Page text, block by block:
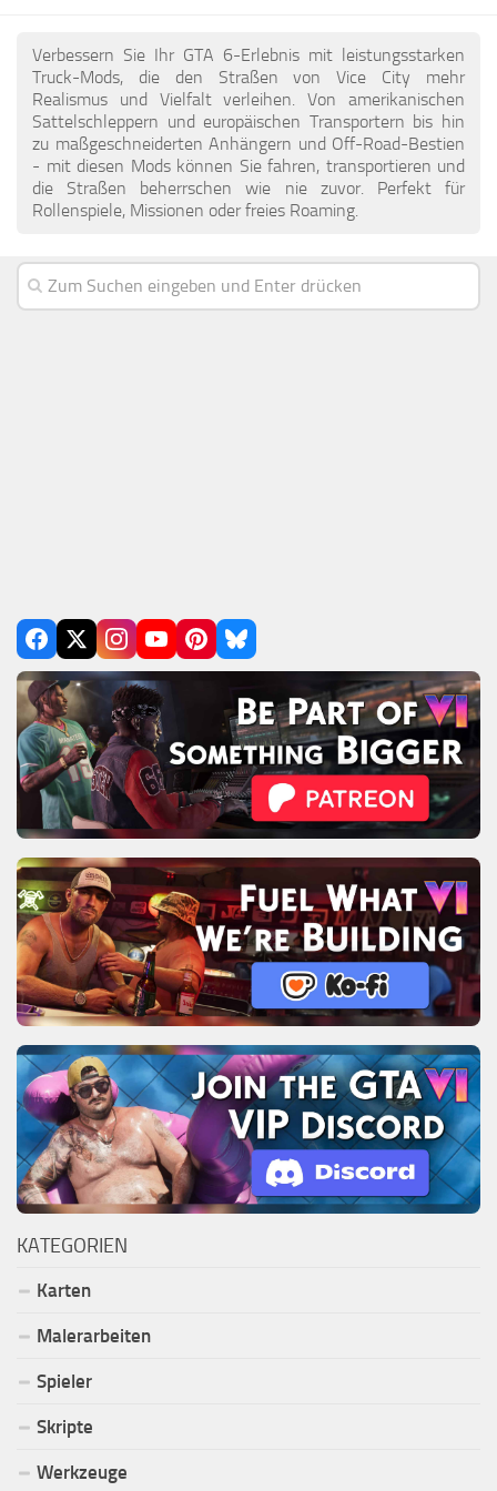
EN
FR
PT
IT
PL
RU
Verbessern Sie Ihr GTA 6-Erlebnis mit leistungsstarken
Truck-Mods, die den Straßen von Vice City mehr
Realismus und Vielfalt verleihen. Von amerikanischen
Sattelschleppern und europäischen Transportern bis hin
zu maßgeschneiderten Anhängern und Off-Road-Bestien
- mit diesen Mods können Sie fahren, transportieren und
die Straßen beherrschen wie nie zuvor. Perfekt für
Rollenspiele, Missionen oder freies Roaming.
KATEGORIEN
Karten
Malerarbeiten
Spieler
Skripte
Werkzeuge